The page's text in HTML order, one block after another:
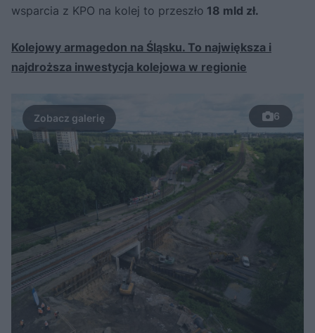
wsparcia z KPO na kolej to przeszło 18 mld zł.
Kolejowy armagedon na Śląsku. To największa i
najdroższa inwestycja kolejowa w regionie
6